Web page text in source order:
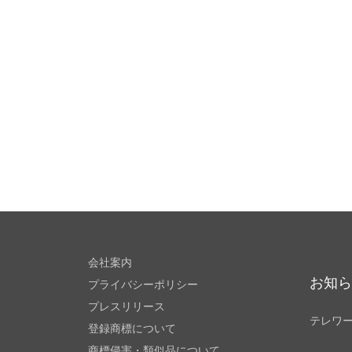
会社案内
プライバシーポリシー
プレスリリース
登録商標について
お知
テレワ